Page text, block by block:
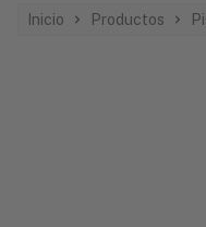
Inicio Productos